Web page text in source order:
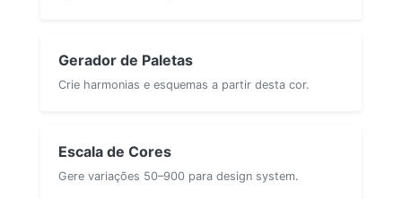
Gerador de Paletas
Crie harmonias e esquemas a partir desta cor.
Escala de Cores
Gere variações 50–900 para design system.